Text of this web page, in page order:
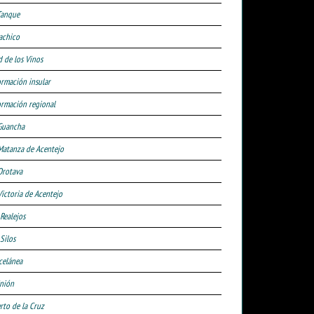
de los Vinos
insular
regional
de Acentejo
de Acentejo
de la Cruz